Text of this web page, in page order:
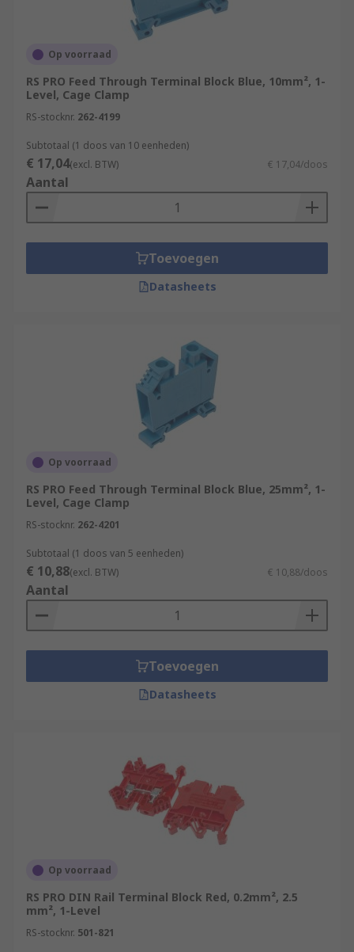
electrical installationsHeating and air
conditioning controls
Op voorraad
RS PRO Feed Through Terminal Block Blue, 10mm², 1-
Level, Cage Clamp
RS-stocknr. 262-4199
Subtotaal (1 doos van 10 eenheden)
€ 17,04(excl. BTW) € 17,04/doos
Aantal
Toevoegen
Datasheets
Op voorraad
RS PRO Feed Through Terminal Block Blue, 25mm², 1-
Level, Cage Clamp
RS-stocknr. 262-4201
Subtotaal (1 doos van 5 eenheden)
€ 10,88(excl. BTW) € 10,88/doos
Aantal
Toevoegen
Datasheets
Op voorraad
RS PRO DIN Rail Terminal Block Red, 0.2mm², 2.5
mm², 1-Level
RS-stocknr. 501-821